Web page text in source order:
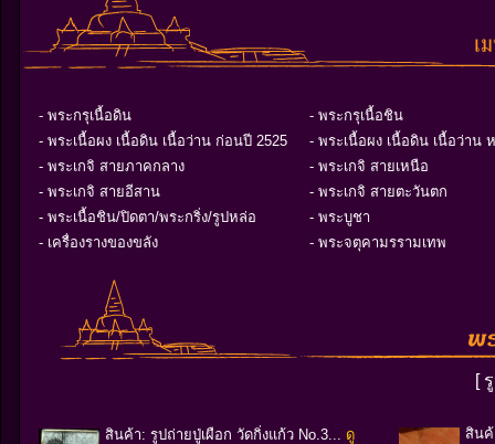
- พระกรุเนื้อดิน
- พระกรุเนื้อชิน
- พระเนื้อผง เนื้อดิน เนื้อว่าน ก่อนปี 2525
- พระเนื้อผง เนื้อดิน เนื้อว่าน
- พระเกจิ สายภาคกลาง
- พระเกจิ สายเหนือ
- พระเกจิ สายอีสาน
- พระเกจิ สายตะวันตก
- พระเนื้อชิน/ปิดตา/พระกริ่ง/รูปหล่อ
- พระบูชา
- เครื่องรางของขลัง
- พระจตุคามรรามเทพ
[
สินค้า: รูปถ่ายปู่เผือก วัดกิ่งแก้ว No.3... ดู
สินค้